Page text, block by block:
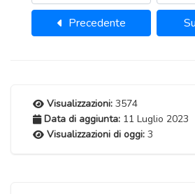
Precedente
Visualizzazioni: 3574
Data di aggiunta: 11 Luglio 2023
Visualizzazioni di oggi: 3